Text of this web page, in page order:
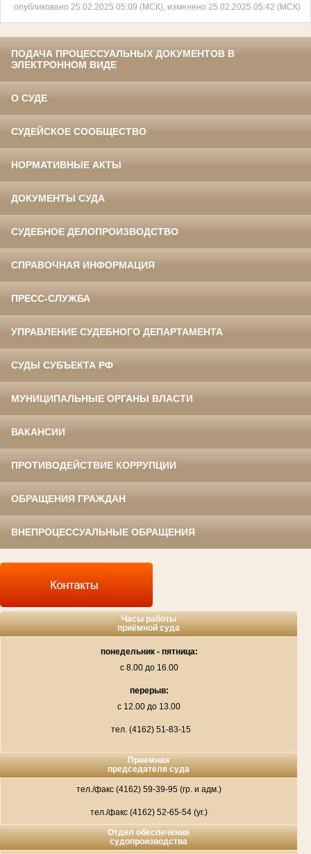
опубликовано 25.02.2025 05:09 (МСК), изменено 25.02.2025 05:42 (МСК)
ПОДАЧА ПРОЦЕССУАЛЬНЫХ ДОКУМЕНТОВ В
ЭЛЕКТРОННОМ ВИДЕ
О СУДЕ
СУДЕЙСКОЕ СООБЩЕСТВО
НОРМАТИВНЫЕ АКТЫ
ДОКУМЕНТЫ СУДА
СУДЕБНОЕ ДЕЛОПРОИЗВОДСТВО
СПРАВОЧНАЯ ИНФОРМАЦИЯ
ПРЕСС-СЛУЖБА
УПРАВЛЕНИЕ СУДЕБНОГО ДЕПАРТАМЕНТА
СУДЫ СУБЪЕКТА РФ
МУНИЦИПАЛЬНЫЕ ОРГАНЫ ВЛАСТИ
ВАКАНСИИ
ПРОТИВОДЕЙСТВИЕ КОРРУПЦИИ
ОБРАЩЕНИЯ ГРАЖДАН
ВНЕПРОЦЕССУАЛЬНЫЕ ОБРАЩЕНИЯ
Часы работы
приёмной суда
понедельник - пятница:
с 8.00 до 16.00
перерыв:
с 12.00 до 13.00
тел. (4162) 51-83-15
Приемная
председателя суда
тел./факс (4162) 59-39-95 (гр. и адм.)
тел./факс (4162) 52-65-54 (уг.)
Отдел обеспечения
судопроизводства